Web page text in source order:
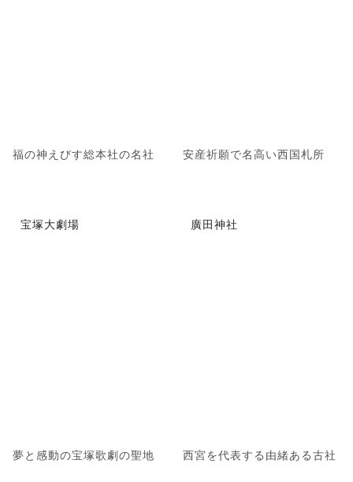
福の神えびす総本社の名社 安産祈願で名高い西国札所
宝塚大劇場
夢と感動の宝塚歌劇の聖地
廣田神社
西宮を代表する由緒ある古社